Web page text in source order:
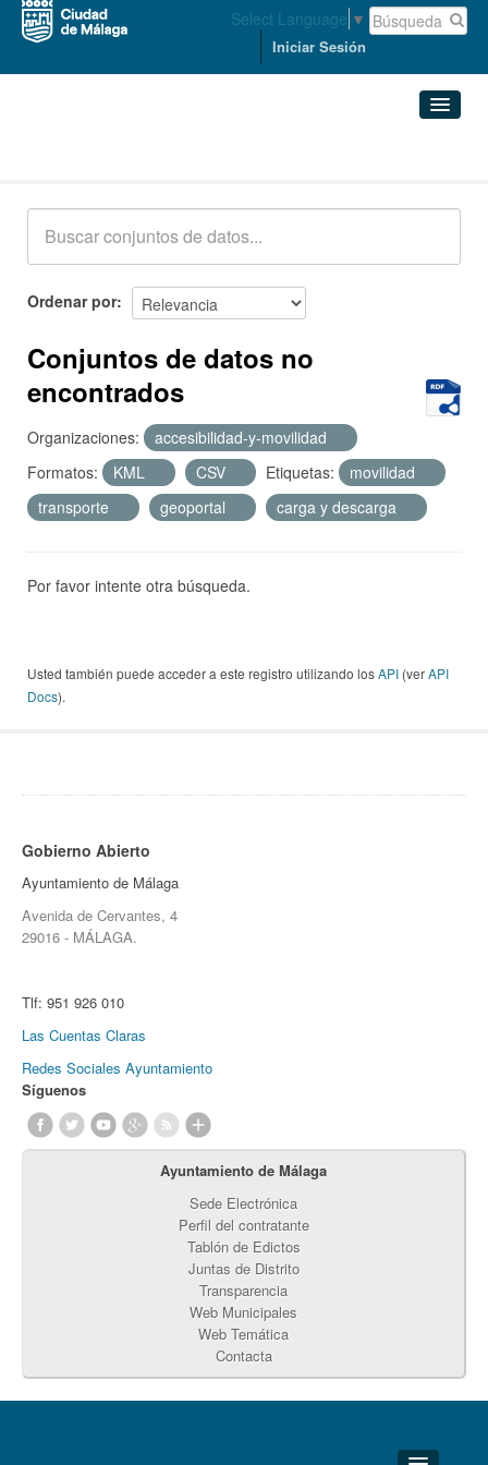
Select Language ▼
Iniciar Sesión
Acerca de
Ordenar por
Conjuntos de datos no
encontrados
Organizaciones:
accesibilidad-y-movilidad
Formatos:
KML CSV Etiquetas:
movilidad
transporte
geoportal carga y descarga
Por favor intente otra búsqueda.
Usted también puede acceder a este registro utilizando losAPI (verAPI
Docs).
Gobierno Abierto
Ayuntamiento de Málaga
Avenida de Cervantes, 4
29016 - MÁLAGA.
Tlf: 951 926 010
Las Cuentas Claras
Redes Sociales Ayuntamiento
Síguenos
Ayuntamiento de Málaga
Sede Electrónica
Perfil del contratante
Tablón de Edictos
Juntas de Distrito
Transparencia
Web Municipales
Web Temática
Contacta